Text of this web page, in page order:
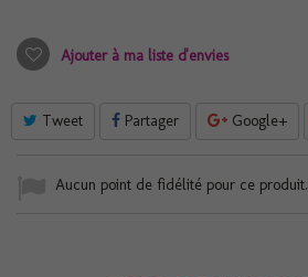
Ajouter à ma liste d'envies
Tweet Partager Google+
Aucun point de fidélité pour ce produit.